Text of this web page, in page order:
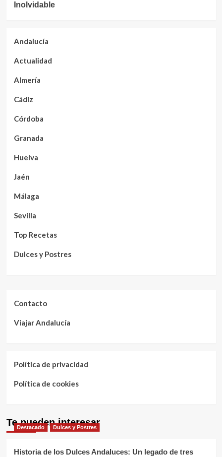
Inolvidable
Andalucía
Actualidad
Almería
Cádiz
Córdoba
Granada
Huelva
Jaén
Málaga
Sevilla
Top Recetas
Dulces y Postres
Contacto
Viajar Andalucía
Política de privacidad
Política de cookies
Te pueden interesar
Destacado Dulces y Postres
Historia de los Dulces Andaluces: Un legado de tres